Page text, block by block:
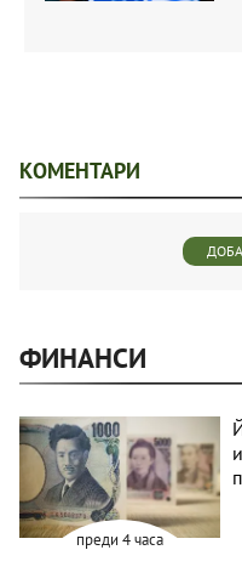
КОМЕНТАРИ
ФИНАНСИ
преди 4 часа